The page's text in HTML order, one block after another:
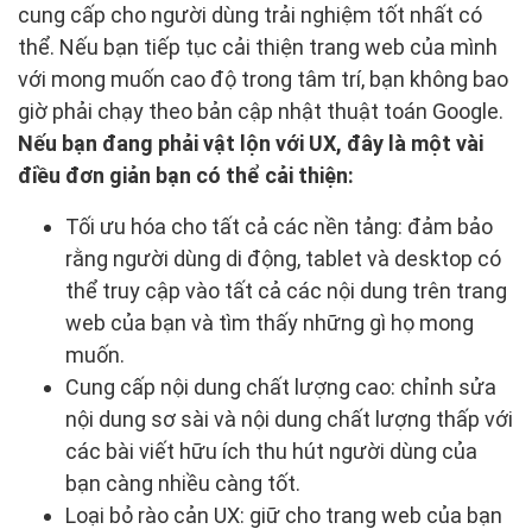
cung cấp cho người dùng trải nghiệm tốt nhất có
thể. Nếu bạn tiếp tục cải thiện trang web của mình
với mong muốn cao độ trong tâm trí, bạn không bao
giờ phải chạy theo bản cập nhật thuật toán Google.
Nếu bạn đang phải vật lộn với UX, đây là một vài
điều đơn giản bạn có thể cải thiện:
Tối ưu hóa cho tất cả các nền tảng: đảm bảo
rằng người dùng di động, tablet và desktop có
thể truy cập vào tất cả các nội dung trên trang
web của bạn và tìm thấy những gì họ mong
muốn.
Cung cấp nội dung chất lượng cao: chỉnh sửa
nội dung sơ sài và nội dung chất lượng thấp với
các bài viết hữu ích thu hút người dùng của
bạn càng nhiều càng tốt.
Loại bỏ rào cản UX: giữ cho trang web của bạn